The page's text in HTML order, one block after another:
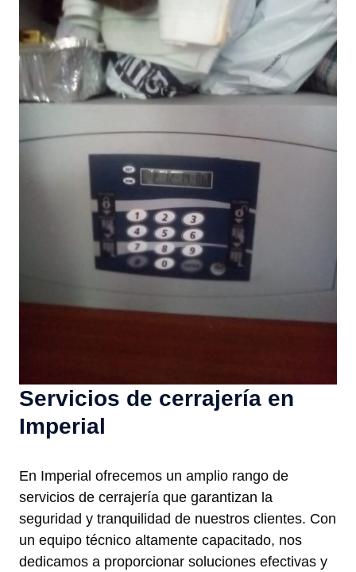
Servicios de cerrajería en
Imperial
En Imperial ofrecemos un amplio rango de
servicios de cerrajería que garantizan la
seguridad y tranquilidad de nuestros clientes. Con
un equipo técnico altamente capacitado, nos
dedicamos a proporcionar soluciones efectivas y